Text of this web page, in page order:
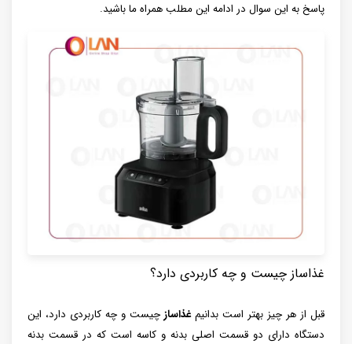
پاسخ به این سوال در ادامه این مطلب همراه ما باشید.
غذاساز چیست و چه کاربردی دارد؟
قبل از هر چیز بهتر است بدانیمغذاساز چیست و چه کاربردی دارد، این
دستگاه دارای دو قسمت اصلی بدنه و کاسه است که در قسمت بدنه